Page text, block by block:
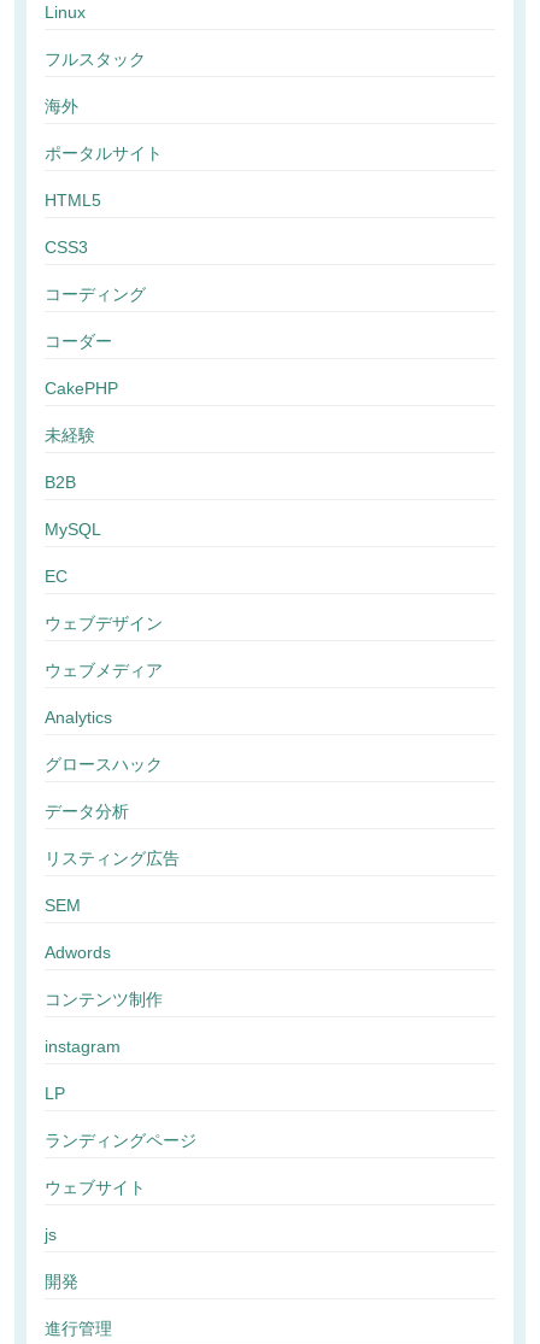
Linux
フルスタック
海外
ポータルサイト
HTML5
CSS3
コーディング
コーダー
CakePHP
未経験
B2B
MySQL
EC
ウェブデザイン
ウェブメディア
Analytics
グロースハック
データ分析
リスティング広告
SEM
Adwords
コンテンツ制作
instagram
LP
ランディングページ
ウェブサイト
js
開発
進行管理